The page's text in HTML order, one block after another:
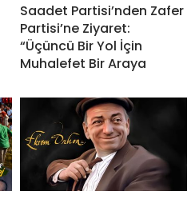
Saadet Partisi’nden Zafer
Partisi’ne Ziyaret:
“Üçüncü Bir Yol İçin
Muhalefet Bir Araya